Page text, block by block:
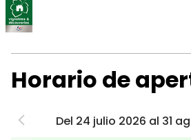
Horario de
Del 24 julio 2026 al 31